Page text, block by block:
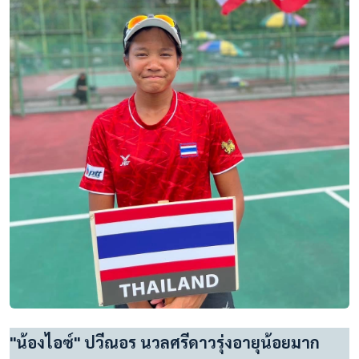
"น้องไอซ์" ปวีณอร นวลศรีดาวรุ่งอายุน้อยมาก